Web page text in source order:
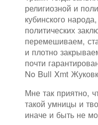
религиозной и
кубинского
политических
перемешиваем,
и плотно
почти
No Bull Xmt
Мне так приятно,
такой умницы и
иначе и быть не